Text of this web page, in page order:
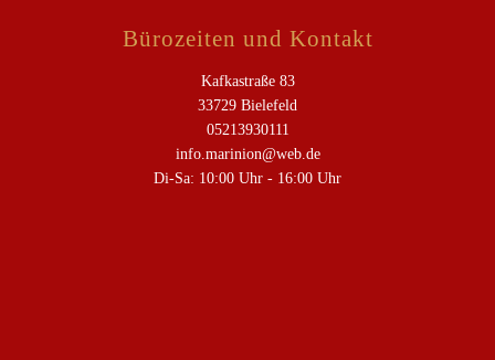
Bürozeiten und Kontakt
Kafkastraße 83
33729 Bielefeld
05213930111
info.marinion@web.de
Di-Sa: 10:00 Uhr - 16:00 Uhr